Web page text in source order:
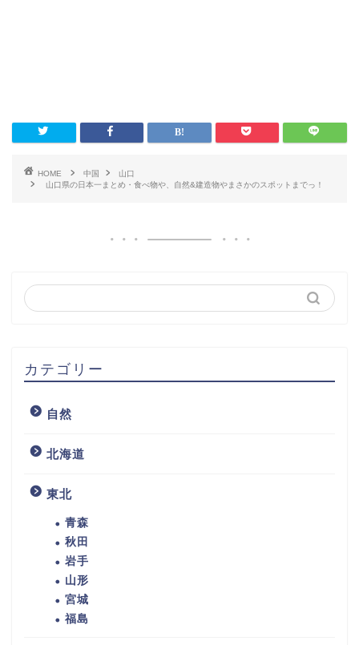
HOME 中国
山口
山口県の日本一まとめ・食べ物や、自然&建造物やまさかのスポットまでっ！
カテゴリー
自然
北海道
東北
青森
秋田
岩手
山形
宮城
福島